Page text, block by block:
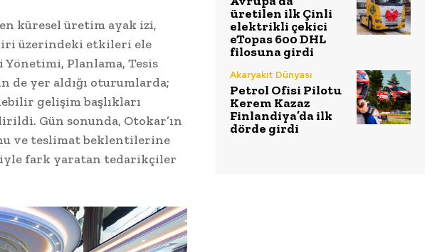
küresel üretim ayak izi,
üzerindeki etkileri ele
Planlama, Tesis
yer aldığı oturumlarda;
gelişim başlıkları
Gün sonunda, Otokar’ın
ve teslimat beklentilerine
fark yaratan tedarikçiler
üretilen ilk Çinli
elektrikli çekici
eTopas 600 DHL
filosuna girdi
Akaryakıt Dünyası
Petrol Ofisi Pilotu
Kerem Kazaz
Finlandiya’da ilk
dörde girdi